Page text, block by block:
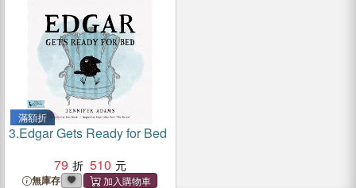
滿額折
3.Edgar Gets Ready for Bed
79
510
無庫存